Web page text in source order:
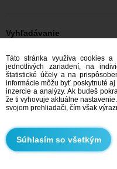
Vyhľadávanie
On hľadá ju: Muži, 38
On hľadá ju: Muži, 38 - Slovensko
On hľadá ju: Muži, 38 - Košický kraj
On hľadá ju: Muži, 38 - Moldava
Zoznamka Slovensko
Zoznamka Košický kraj
Zoznamka Moldava nad Bodvou
Táto stránka využíva cookies
jednotlivých zariadení, na
štatistické účely a na
informácie môžu byť poskytnuté
inzercie a analýzy. Ak budeš
že ti vyhovuje aktuálne
svojom prehliadači, čím však